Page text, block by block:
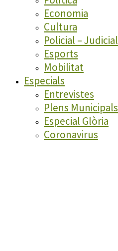
Economia
Cultura
Policial – Judicial
Esports
Mobilitat
Especials
Entrevistes
Plens Municipals
Especial Glòria
Coronavirus